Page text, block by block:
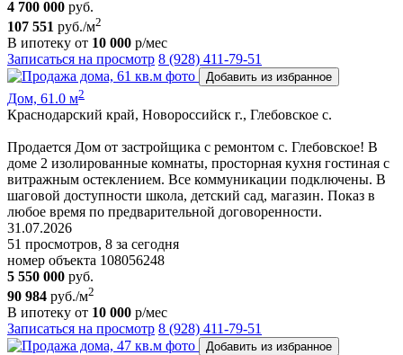
4 700 000 руб.
107 551 руб./м2
В ипотеку от 10 000 р/мес
Записаться на просмотр 8 (928) 411-79-51
Добавить из избранное
Дом, 61.0 м2
Краснодарский край, Новороссийск г., Глебовское с.
Продается Дом от застройщика с ремонтом с. Глебовское! В
доме 2 изолированные комнаты, просторная кухня гостиная с
витражным остеклением. Все коммуникации подключены. В
шаговой доступности школа, детский сад, магазин. Показ в
любое время по предварительной договоренности.
31.07.2026
51 просмотров, 8 за сегодня
номер объекта 108056248
5 550 000 руб.
90 984 руб./м2
В ипотеку от 10 000 р/мес
Записаться на просмотр 8 (928) 411-79-51
Добавить из избранное